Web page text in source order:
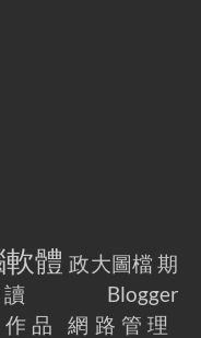
體 政大圖檔 期
Blogger
作品
網路管理